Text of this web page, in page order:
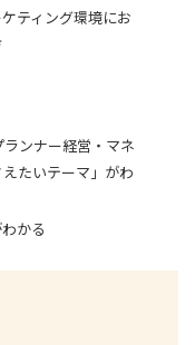
ティング環境にお
ランナー経営・マネ
たいテーマ」がわ
かる